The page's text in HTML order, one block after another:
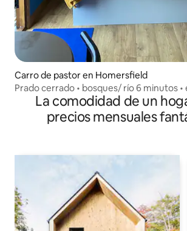
Carro de pastor en Homersfield
Prado cerrado • bosques/ río 6 minutos
• cama KS
La comodidad de un
precios mensuales